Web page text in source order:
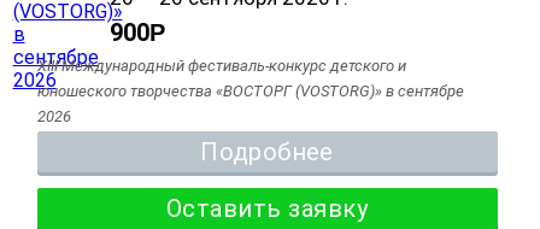
900Р
XIII Международный фестиваль-конкурс детского и
юношеского творчества «ВОСТОРГ (VOSTORG)» в сентябре
2026
Подробнее
Оставить заявку